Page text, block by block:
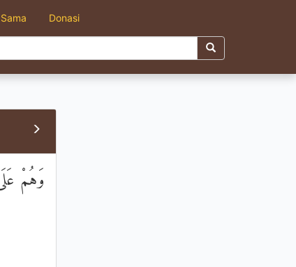
Donasi
وَهُمْ